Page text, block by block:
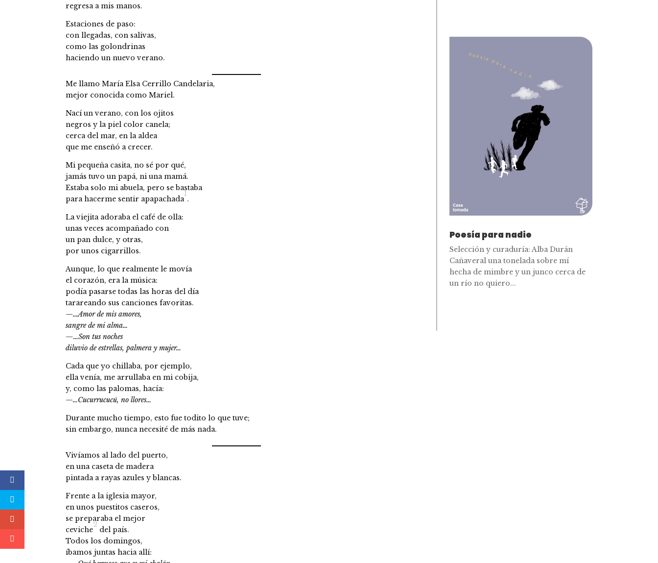
regresa a mis manos.
Estaciones de paso:
con llegadas, con salivas,
como las golondrinas
haciendo un nuevo verano.
Me llamo María Elsa Cerrillo Candelaria,
mejor conocida como Mariel.
Nací un verano, con los ojitos
negros y la piel color canela;
cerca del mar, en la aldea
que me enseñó a crecer.
Mi pequeña casita, no sé por qué,
jamás tuvo un papá, ni una mamá.
Estaba solo mi abuela, pero se bastaba
para hacerme sentir apapachada
1
.
La viejita adoraba el café de olla:
unas veces acompañado con
un pan dulce, y otras,
por unos cigarrillos.
Aunque, lo que realmente le movía
el corazón, era la música:
podía pasarse todas las horas del día
tarareando sus canciones favoritas.
—…Amor de mis amores,
sangre de mi alma…
—…Son tus noches
diluvio de estrellas, palmera y mujer…
Cada que yo chillaba, por ejemplo,
ella venía, me arrullaba en mi cobija,
y, como las palomas, hacía:
—…Cucurrucucú, no llores…
Durante mucho tiempo, esto fue todito lo que tuve;
sin embargo, nunca necesité de más nada.
Vivíamos al lado del puerto,
en una caseta de madera
pintada a rayas azules y blancas.
Frente a la iglesia mayor,
en unos puestitos caseros,
se preparaba el mejor
ceviche
2
del país.
Todos los domingos,
íbamos juntas hacia allí:
Poesía para nadie
Selección y curaduría: Alba Durán
Cañaveral una tonelada sobre mí
hecha de mimbre y un junco cerca de
un río no quiero...